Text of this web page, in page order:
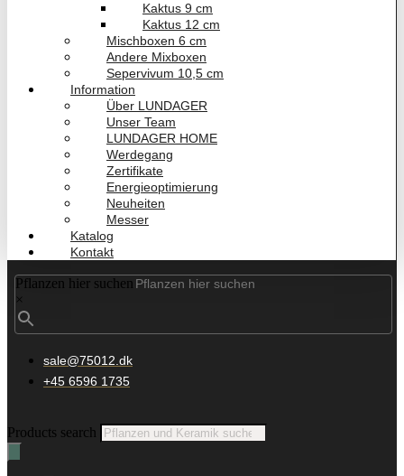
Kaktus 9 cm
Kaktus 12 cm
Mischboxen 6 cm
Andere Mixboxen
Sepervivum 10,5 cm
Information
Über LUNDAGER
Unser Team
LUNDAGER HOME
Werdegang
Zertifikate
Energieoptimierung
Neuheiten
Messer
Katalog
Kontakt
Pflanzen hier suchen
×
sale@75012.dk
+45 6596 1735
Products search